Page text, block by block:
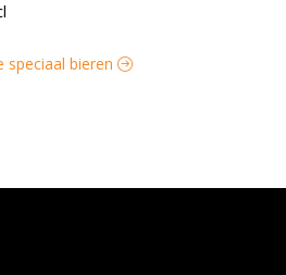
speciaal bieren